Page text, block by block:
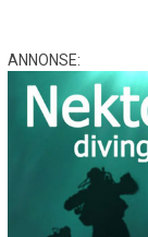
ANNONSE: